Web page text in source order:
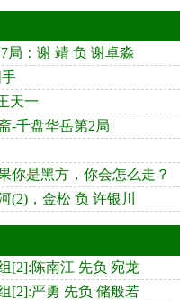
局：谢 靖 负 谢卓淼
天一
-千盘华岳第2局
你是黑方，你会怎么走？
(2)，金松 负 许银川
[2]:陈南江 先负 宛龙
[2]:严勇 先负 储般若